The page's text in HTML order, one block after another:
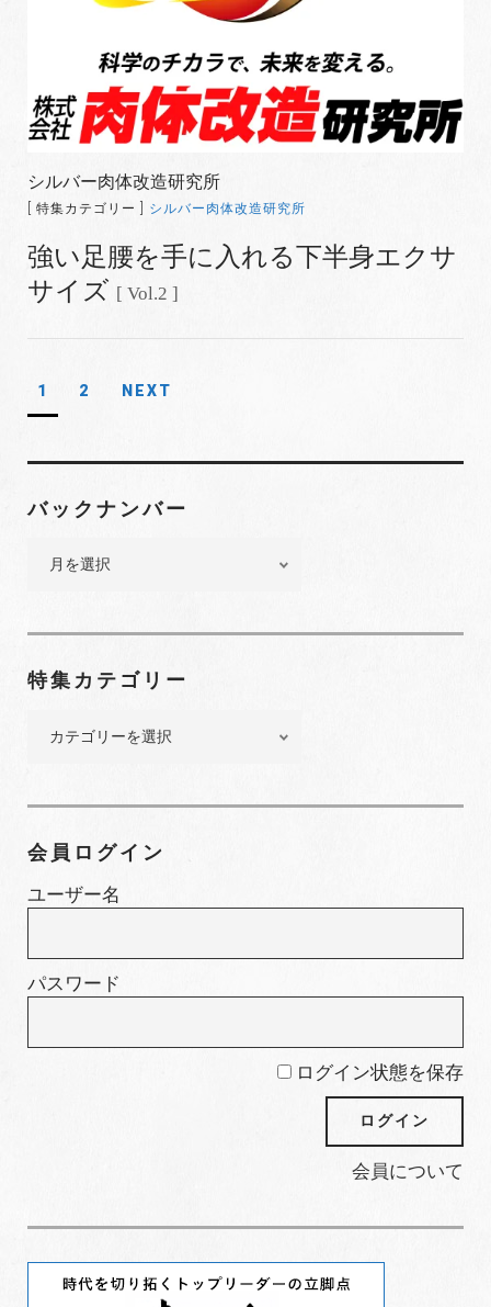
シルバー肉体改造研究所
[ 特集カテゴリー ] シルバー肉体改造研究所
強い足腰を手に入れる下半身エクサ
サイズ [ Vol.2 ]
投
ナ
ビ
ゲ
ン
1 2 NEXT
バックナンバー
ナ
バ
特集カテゴリー
テ
リ
会員ログイン
ユーザー名
パスワード
ログイン状態を保存
会員について